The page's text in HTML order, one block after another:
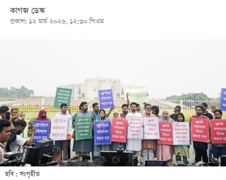
ভিডিও
আজকের
পত্রিকা
ই-
পেপার
কাগজ ডেস্ক
প্রকাশ: ১২ মার্চ ২০২৬, ১২:৩০ পিএম
ছবি : সংগৃহীত